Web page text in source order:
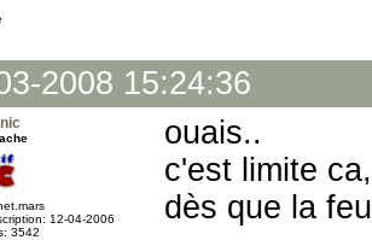
2008 15:24:36
12-04-2006
3542
ouais..
c'est limite
dès que la